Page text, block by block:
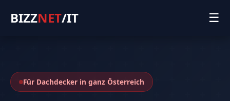
BIZZNET/IT ☰
Für Dachdecker in ganz Österreich